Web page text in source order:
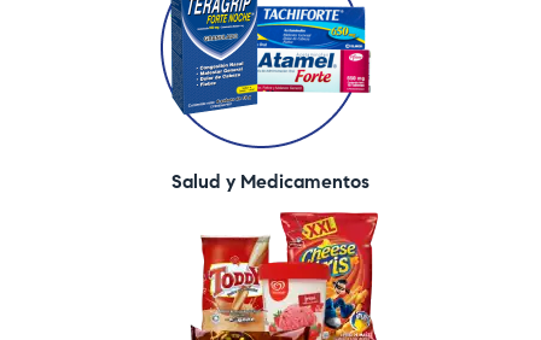
Salud y Medicamentos